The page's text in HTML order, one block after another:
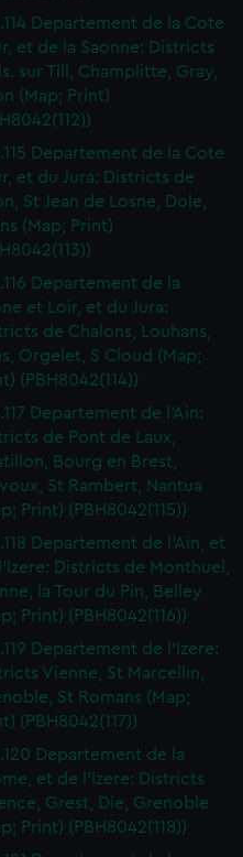
Departement de la Cote
et de la Saonne: Districts
sur Till, Champlitte, Gray,
(Map; Print)
Departement de la Cote
et du Jura: Districts de
St Jean de Losne, Dole,
(Map; Print)
Departement de la
et Loir, et du Jura:
de Chalons, Louhans,
Orgelet, S Cloud (Map;
(PBH8042(114))
Departement de l'Ain:
de Pont de Laux,
Bourg en Brest,
St Rambert, Nantua
Print) (PBH8042(115))
Departement de l'Ain, et
Districts de Monthuel,
la Tour du Pin, Belley
Print) (PBH8042(116))
Departement de l'Izere:
Vienne, St Marcellin,
St Romans (Map;
(PBH8042(117))
Departement de la
et de l'Izere: Districts
Grest, Die, Grenoble
Print) (PBH8042(118))